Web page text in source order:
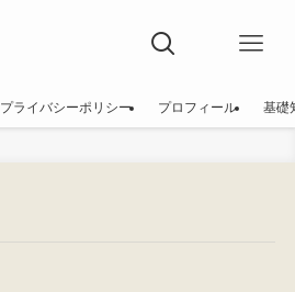
プライバシーポリシー プロフィール 基礎